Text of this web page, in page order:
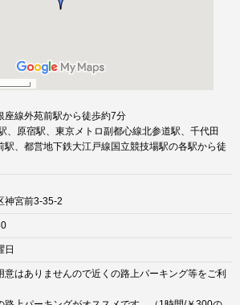
座線外苑前駅から徒歩約7分
、原宿駅、東京メトロ副都心線北参道駅、千代田
駅、都営地下鉄大江戸線国立競技場駅の各駅から徒
神宮前3-35-2
日
意はありませんので近くの路上パーキング等をご利